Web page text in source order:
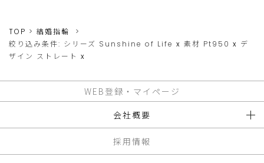
TOP
結婚指輪
絞り込み条件: シリーズ Sunshine of Life x 素材 Pt950 x デ
ザイン ストレート x
WEB登録・マイページ
会社概要
採用情報